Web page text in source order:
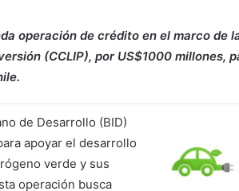
operación de crédito en el marco de
(CCLIP), por US$1000 millones,
de Desarrollo (BID)
apoyar el desarrollo
verde y sus
operación busca